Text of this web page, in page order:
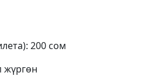
200 сом